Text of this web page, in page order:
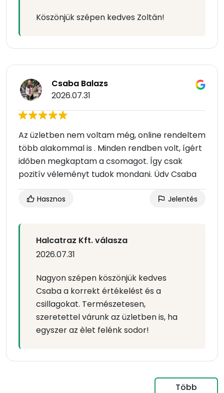
Köszönjük szépen kedves Zoltán!
Csaba Balazs
2026.07.31
Az üzletben nem voltam még, online rendeltem
több alakommal is . Minden rendben volt, ígért
időben megkaptam a csomagot. Így csak
pozitív véleményt tudok mondani. Üdv Csaba
Hasznos Jelentés
Halcatraz Kft. válasza
2026.07.31
Nagyon szépen köszönjük kedves
Csaba a korrekt értékelést és a
csillagokat. Természetesen,
szeretettel várunk az üzletben is, ha
egyszer az èlet felénk sodor!
Több